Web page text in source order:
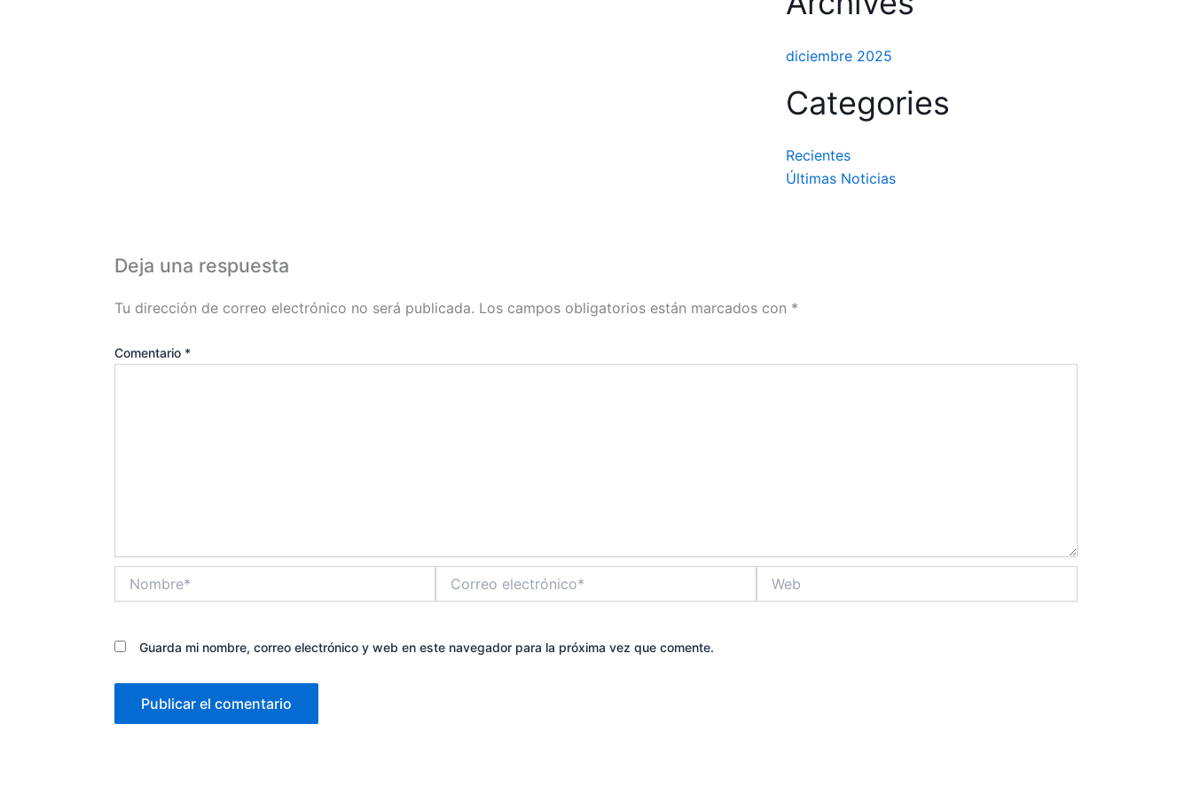
diciembre 2025
Categories
Recientes
Últimas Noticias
Deja una respuesta
Tu dirección de correo electrónico no será publicada. Los campos obligatorios están marcados con *
Comentario *
electrónico*
Guarda mi nombre, correo electrónico y web en este navegador para la próxima vez que comente.